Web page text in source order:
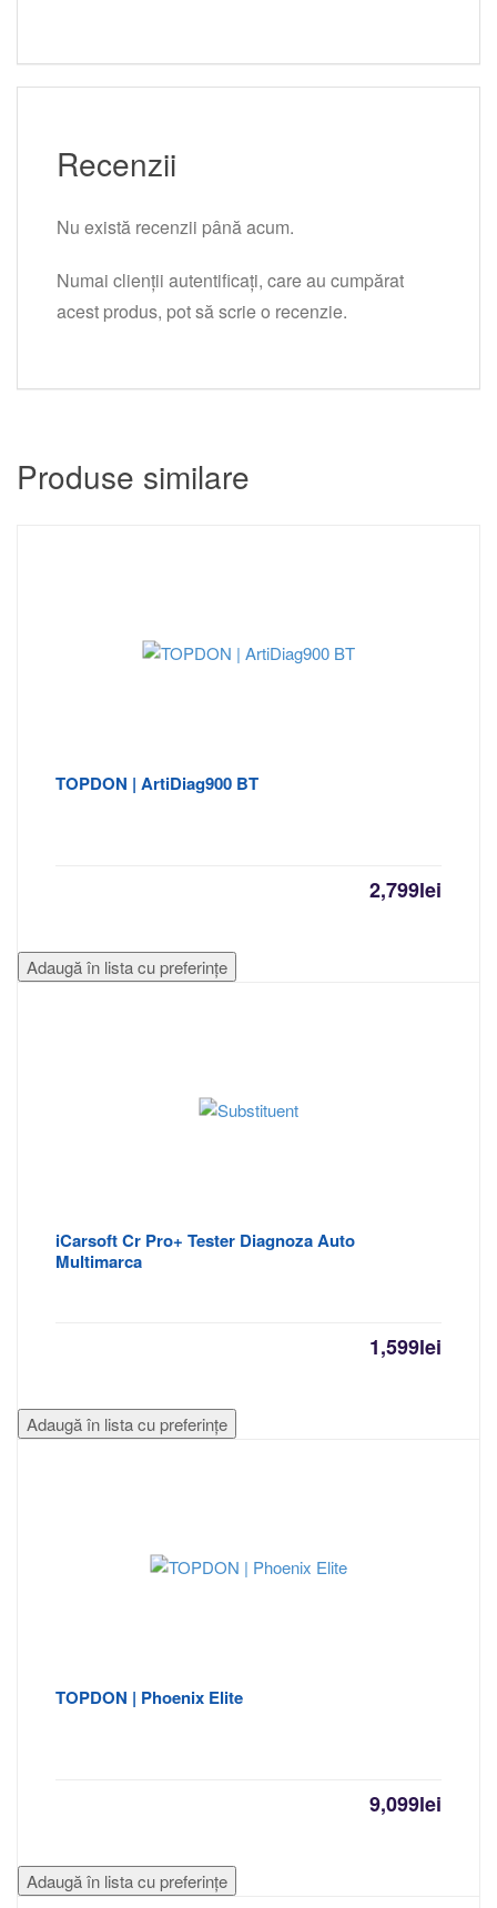
Recenzii
Nu există recenzii până acum.
Numai clienții autentificați, care au cumpărat
acest produs, pot să scrie o recenzie.
Produse similare
TOPDON | ArtiDiag900 BT
2,799lei
Adaugă în lista cu preferințe
iCarsoft Cr Pro+ Tester Diagnoza Auto
Multimarca
1,599lei
Adaugă în lista cu preferințe
TOPDON | Phoenix Elite
9,099lei
Adaugă în lista cu preferințe